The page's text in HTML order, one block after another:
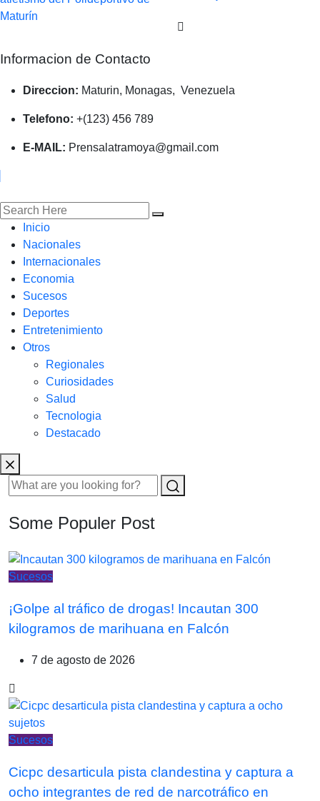
Informacion de Contacto
Direccion: Maturin, Monagas, Venezuela
Telefono: +(123) 456 789
E-MAIL: Prensalatramoya@gmail.com
Inicio
Nacionales
Internacionales
Economia
Sucesos
Deportes
Entretenimiento
Otros
Regionales
Curiosidades
Salud
Tecnologia
Destacado
Some Populer Post
Sucesos
¡Golpe al tráfico de drogas! Incautan 300
kilogramos de marihuana en Falcón
7 de agosto de 2026
Sucesos
Cicpc desarticula pista clandestina y captura a
ocho integrantes de red de narcotráfico en